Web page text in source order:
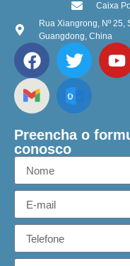
Caixa
Rua Xiangrong, Nº
Guangdong, China
Preencha o
conosco